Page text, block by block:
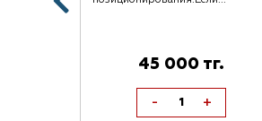
45 000 тг.
- +